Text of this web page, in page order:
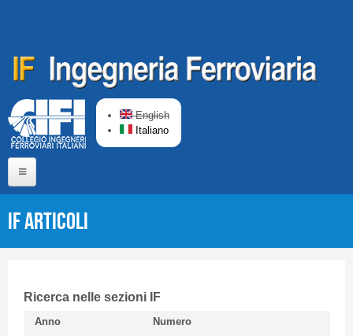
English
Italiano
CIFI in breve
Linee Guida
IF Articoli
Ricerca nelle sezioni IF
Anno Numero